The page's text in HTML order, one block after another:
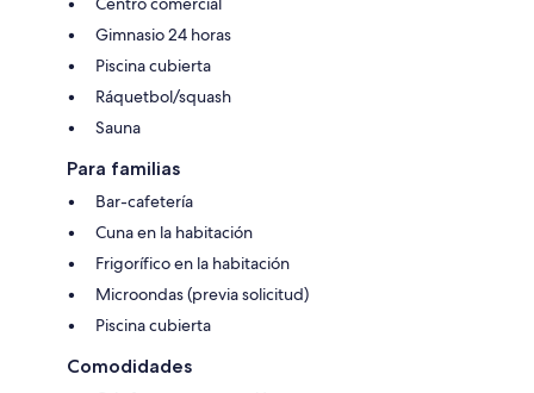
Gimnasio 24 horas
Piscina cubierta
Ráquetbol/squash
Sauna
Para familias
Bar-cafetería
Cuna en la habitación
Frigorífico en la habitación
Microondas (previa solicitud)
Piscina cubierta
Comodidades